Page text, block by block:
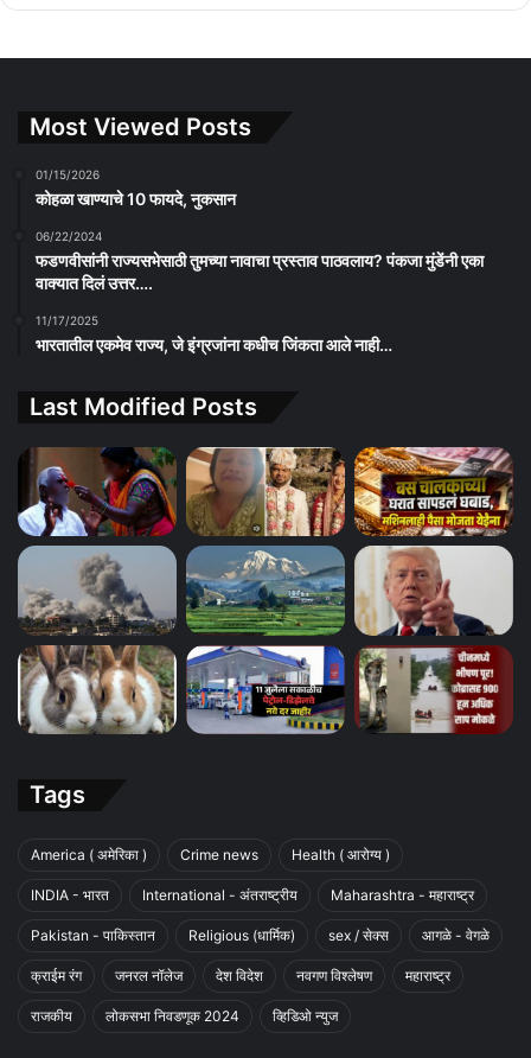
Most Viewed Posts
01/15/2026
कोहळा खाण्याचे 10 फायदे, नुकसान
06/22/2024
फडणवीसांनी राज्यसभेसाठी तुमच्या नावाचा प्रस्ताव पाठवलाय? पंकजा मुंडेंनी एका
वाक्यात दिलं उत्तर….
11/17/2025
भारतातील एकमेव राज्य, जे इंग्रजांना कधीच जिंकता आले नाही…
Last Modified Posts
Tags
America ( अमेरिका ) Crime news Health ( आरोग्य )
INDIA - भारत International - अंतराष्ट्रीय Maharashtra - महाराष्ट्र
Pakistan - पाकिस्तान Religious (धार्मिक) sex / सेक्स आगळे - वेगळे
क्राईम रंग जनरल नॉलेज देश विदेश नवगण विश्लेषण महाराष्ट्र
राजकीय लोकसभा निवडणूक 2024 व्हिडिओ न्युज